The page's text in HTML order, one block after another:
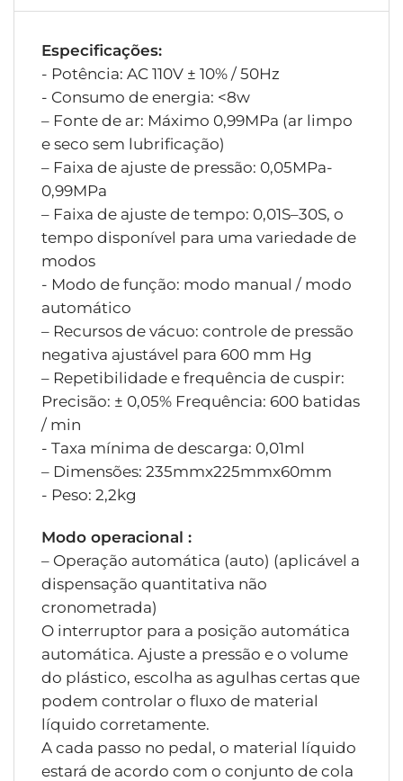
Especificações:
- Potência: AC 110V ± 10% / 50Hz
- Consumo de energia: <8w
– Fonte de ar: Máximo 0,99MPa (ar limpo
e seco sem lubrificação)
– Faixa de ajuste de pressão: 0,05MPa-
0,99MPa
– Faixa de ajuste de tempo: 0,01S–30S, o
tempo disponível para uma variedade de
modos
- Modo de função: modo manual / modo
automático
– Recursos de vácuo: controle de pressão
negativa ajustável para 600 mm Hg
– Repetibilidade e frequência de cuspir:
Precisão: ± 0,05% Frequência: 600 batidas
/ min
- Taxa mínima de descarga: 0,01ml
– Dimensões: 235mmx225mmx60mm
- Peso: 2,2kg
Modo operacional :
– Operação automática (auto) (aplicável a
dispensação quantitativa não
cronometrada)
O interruptor para a posição automática
automática. Ajuste a pressão e o volume
do plástico, escolha as agulhas certas que
podem controlar o fluxo de material
líquido corretamente.
A cada passo no pedal, o material líquido
estará de acordo com o conjunto de cola